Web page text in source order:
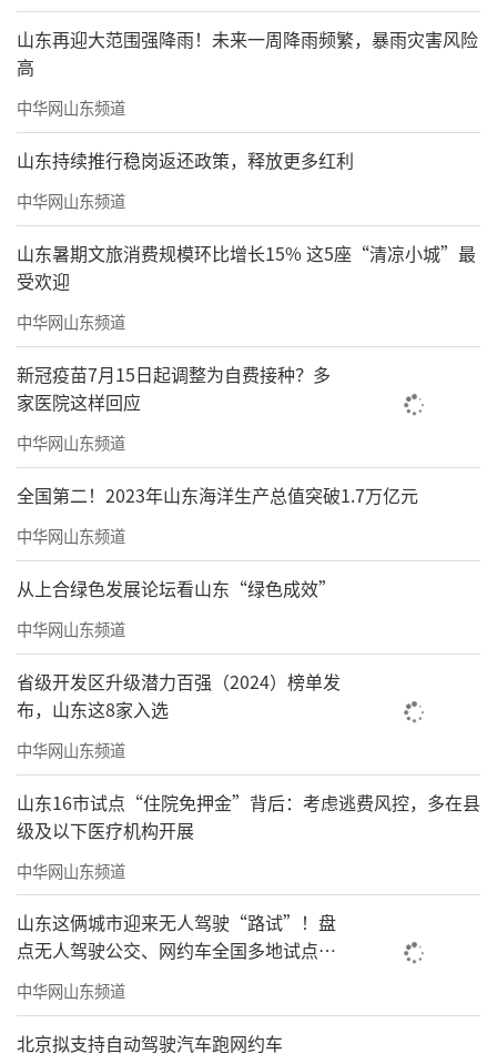
山东再迎大范围强降雨！未来一周降雨频繁，暴雨灾害风险
高
中华网山东频道
山东持续推行稳岗返还政策，释放更多红利
中华网山东频道
山东暑期文旅消费规模环比增长15% 这5座“清凉小城”最
受欢迎
中华网山东频道
新冠疫苗7月15日起调整为自费接种？多
家医院这样回应
中华网山东频道
全国第二！2023年山东海洋生产总值突破1.7万亿元
中华网山东频道
从上合绿色发展论坛看山东“绿色成效”
中华网山东频道
省级开发区升级潜力百强（2024）榜单发
布，山东这8家入选
中华网山东频道
山东16市试点“住院免押金”背后：考虑逃费风控，多在县
级及以下医疗机构开展
中华网山东频道
山东这俩城市迎来无人驾驶“路试”！盘
点无人驾驶公交、网约车全国多地试点之
路
中华网山东频道
北京拟支持自动驾驶汽车跑网约车